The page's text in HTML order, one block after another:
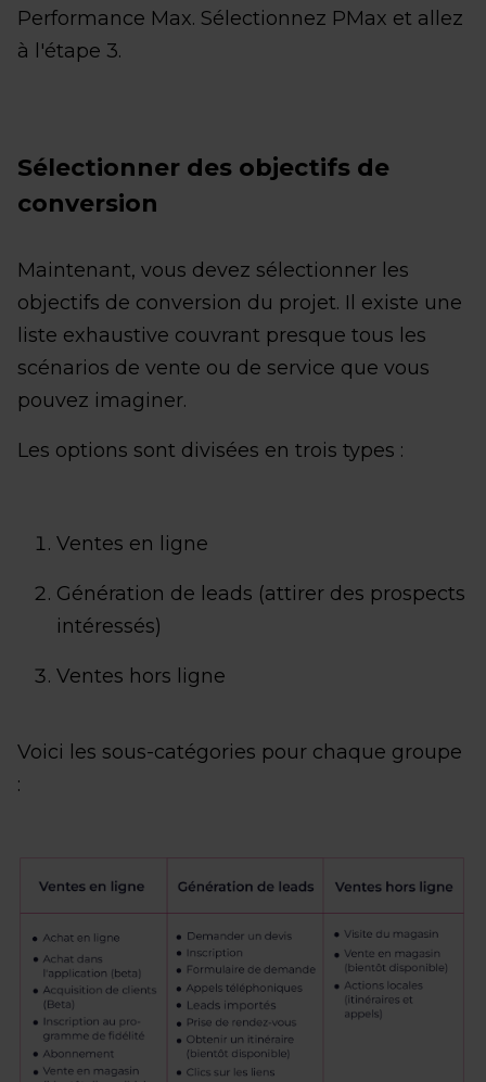
Performance Max. Sélectionnez PMax et allez
à l'étape 3.
Sélectionner des objectifs de
conversion
Maintenant, vous devez sélectionner les
objectifs de conversion du projet. Il existe une
liste exhaustive couvrant presque tous les
scénarios de vente ou de service que vous
pouvez imaginer.
Les options sont divisées en trois types :
Ventes en ligne
Génération de leads (attirer des prospects
intéressés)
Ventes hors ligne
Voici les sous-catégories pour chaque groupe
: